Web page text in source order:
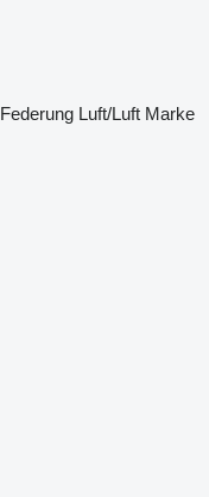
Federung Luft/Luft Marke